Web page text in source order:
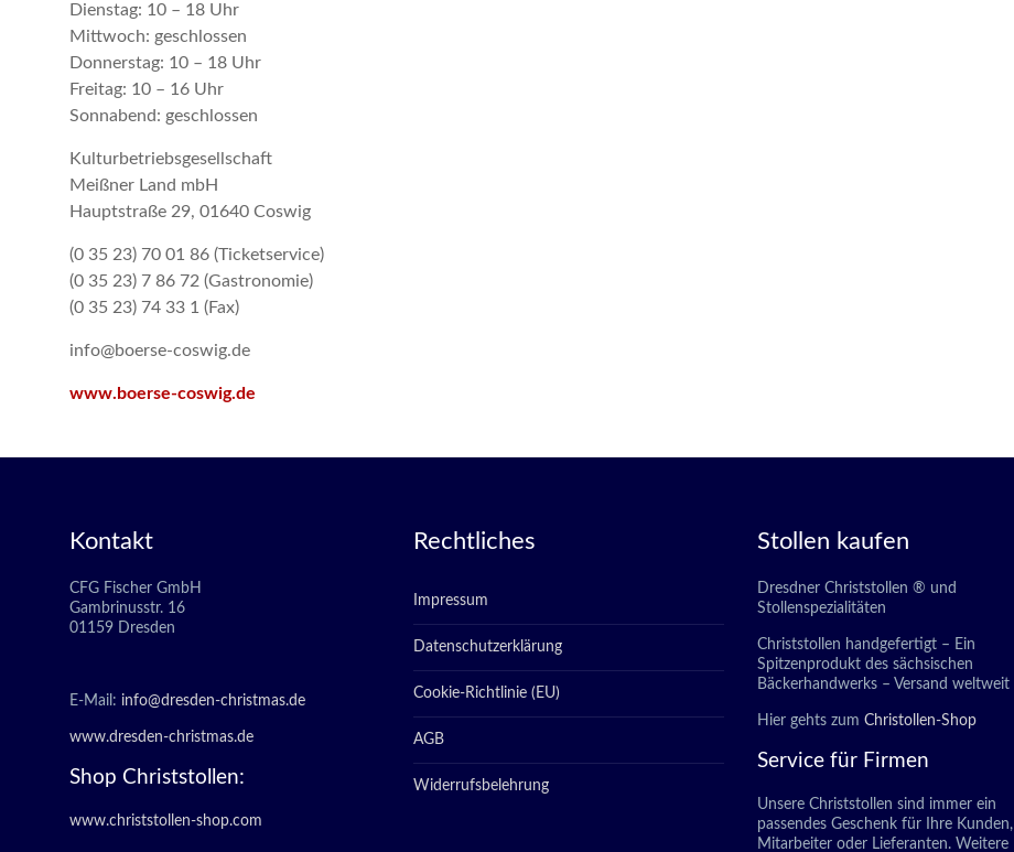
Dienstag: 10 – 18 Uhr
Mittwoch: geschlossen
Donnerstag: 10 – 18 Uhr
Freitag: 10 – 16 Uhr
Sonnabend: geschlossen
Kulturbetriebsgesellschaft
Meißner Land mbH
Hauptstraße 29, 01640 Coswig
(0 35 23) 70 01 86 (Ticketservice)
(0 35 23) 7 86 72 (Gastronomie)
(0 35 23) 74 33 1 (Fax)
info@boerse-coswig.de
www.boerse-coswig.de
Kontakt
CFG Fischer GmbH
Gambrinusstr. 16
01159 Dresden
E-Mail: info@dresden-christmas.de
www.dresden-christmas.de
Shop Christstollen:
www.christstollen-shop.com
Rechtliches
Impressum
Datenschutzerklärung
Cookie-Richtlinie (EU)
AGB
Widerrufsbelehrung
Stollen kaufen
Dresdner Christstollen ® und
Stollenspezialitäten
Christstollen handgefertigt – Ein
Spitzenprodukt des sächsischen
Bäckerhandwerks – Versand weltweit
Hier gehts zum Christollen-Shop
Service für Firmen
Unsere Christstollen sind immer ein
passendes Geschenk für Ihre Kunden,
Mitarbeiter oder Lieferanten. Weitere